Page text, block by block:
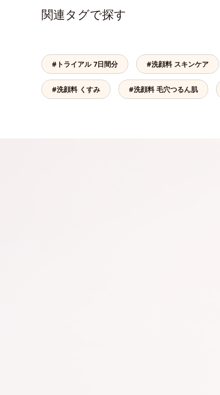
関連タグで探す
#トライアル 7日間分 #洗顔料 スキンケア
#洗顔料 くすみ #洗顔料 毛穴つるん肌